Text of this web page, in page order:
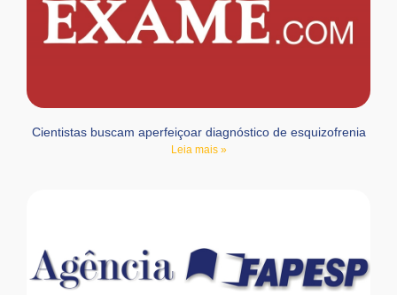
Cientistas buscam aperfeiçoar diagnóstico de esquizofrenia
Leia mais »